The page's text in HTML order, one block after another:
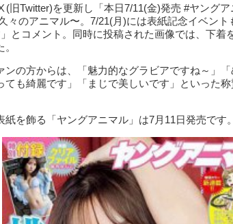
旧Twitter)を更新し「本日7/11(金)発売 #ヤング
々のアニマル〜。7/21(月)には表紙記念イベント
とコメント。同時に投稿された画像では、下着
ンの方からは、「魅力的なグラビアですね～」
ても綺麗です」「まじで美しいです」といった
を飾る「ヤングアニマル」は7月11日発売です。